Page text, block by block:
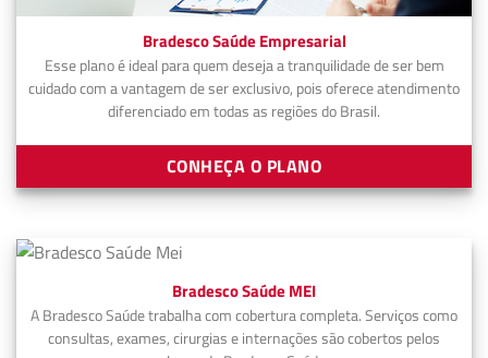
Bradesco Saúde Empresarial
Esse plano é ideal para quem deseja a tranquilidade de ser bem
cuidado com a vantagem de ser exclusivo, pois oferece atendimento
diferenciado em todas as regiões do Brasil.
CONHEÇA O PLANO
Bradesco Saúde MEI
A Bradesco Saúde trabalha com cobertura completa. Serviços como
consultas, exames, cirurgias e internações são cobertos pelos